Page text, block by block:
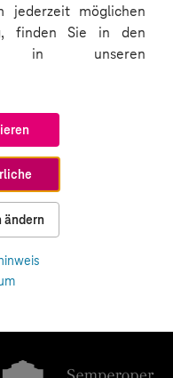
jederzeit möglichen
finden Sie in den
in unseren
ändern